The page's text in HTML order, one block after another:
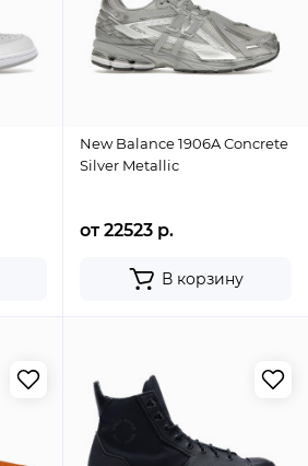
New Balance 1906A Concrete
Silver Metallic
от 22523 р.
В корзину